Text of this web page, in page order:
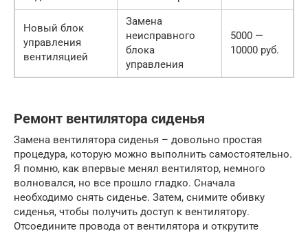
Новый блок
управления
вентиляцией
Замена
неисправного
блока
управления
5000 —
10000 руб.
Ремонт вентилятора сиденья
Замена вентилятора сиденья – довольно простая
процедура, которую можно выполнить самостоятельно.
Я помню, как впервые менял вентилятор, немного
волновался, но все прошло гладко. Сначала
необходимо снять сиденье. Затем, снимите обивку
сиденья, чтобы получить доступ к вентилятору.
Отсоедините провода от вентилятора и открутите